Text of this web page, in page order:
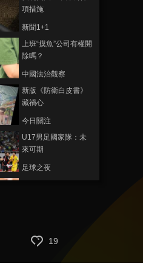
項措施
新聞1+1
上班“摸魚”公司有權開
除嗎？
中國法治觀察
新版《防衛白皮書》
藏禍心
今日關注
U17男足國家隊：未
來可期
足球之夜
模塊？
今日亞洲
19